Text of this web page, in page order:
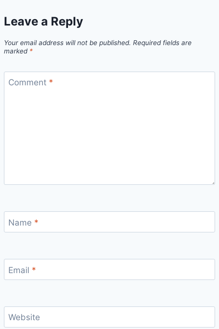
Leave a Reply
Your email address will not be published. Required fields are
marked *
Comment *
Name *
Email *
Website